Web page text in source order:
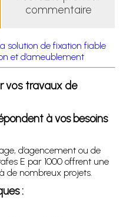
commentaire
solution de fixation fiable
et d’ameublement
vos travaux de
à vos besoins
d’agencement ou de
E par 1000 offrent une
de nombreux projets.
: